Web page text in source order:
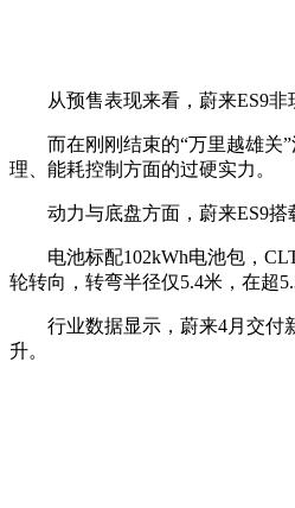
从预售表现来看，蔚来ES9非现
而在刚刚结束的“万里越雄关”
理、能耗控制方面的过硬实力。
动力与底盘方面，蔚来ES9搭载
电池标配102kWh电池包，
轮转向，转弯半径仅5.4米，在超
行业数据显示，蔚来4月交付新
升。